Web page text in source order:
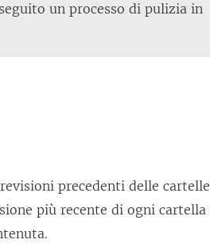
r un processo di pulizia in
precedenti delle cartelle
più recente di ogni cartella